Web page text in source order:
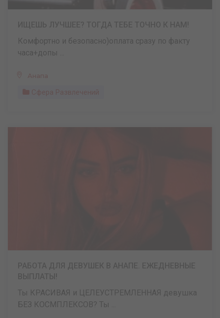
Комфортно и безопасно)оплата сразу по факту
часа+допы ...
Анапа
Сфера Развлечений
Ты КРАСИВАЯ и ЦЕЛЕУСТРЕМЛЕННАЯ девушка
БЕЗ КОСМПЛЕКСОВ? Ты ...